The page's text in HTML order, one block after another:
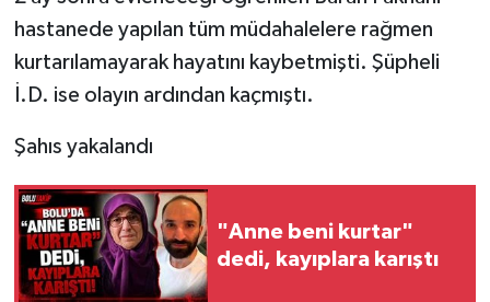
hastanede yapılan tüm müdahalelere rağmen
kurtarılamayarak hayatını kaybetmişti. Şüpheli
İ.D. ise olayın ardından kaçmıştı.
Şahıs yakalandı
"Anne beni kurtar"
dedi, kayıplara karıştı